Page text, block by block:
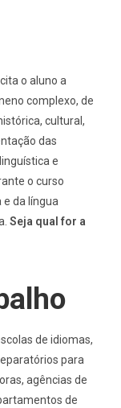
o aluno a
complexo, de
cultural,
das
e
o curso
da língua
Seja qual for a
de idiomas,
para
agências de
de